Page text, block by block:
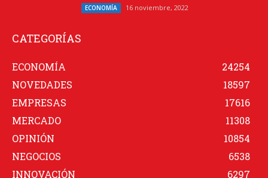
ECONOMÍA 16 noviembre, 2022
CATEGORÍAS
ECONOMÍA
24254
NOVEDADES
18597
EMPRESAS
17616
MERCADO
11308
OPINIÓN
10854
NEGOCIOS
6538
INNOVACIÓN
6297